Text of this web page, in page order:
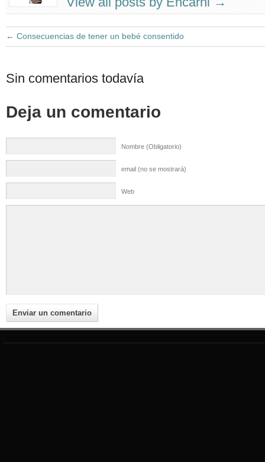
← Consecuencias de tener un bebé consentido
Sin comentarios todavía
Deja un comentario
Nombre (Obligatorio)
email (no se mostrará)
Web